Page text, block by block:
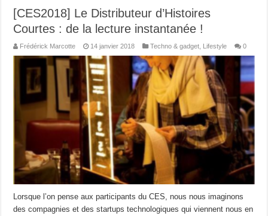
[CES2018] Le Distributeur d’Histoires
Courtes : de la lecture instantanée !
Frédérick Marcotte 14 janvier 2018 Techno & gadget Lifestyle 0
Lorsque l’on pense aux participants du CES, nous nous imaginons
des compagnies et des startups technologiques qui viennent nous en